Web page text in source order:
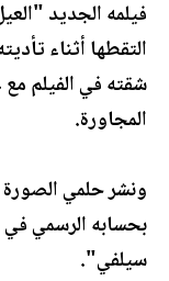
فيلمه الجديد
التقطها أثناء
شقته في الفيلم مع
المجاورة.
ونشر حلمي
بحسابه الرسمي في
سيلفي".